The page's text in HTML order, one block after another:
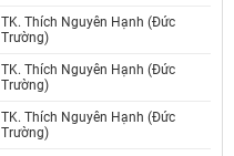
TK. Thích Nguyên Hạnh (Đức
Trường)
TK. Thích Nguyên Hạnh (Đức
Trường)
TK. Thích Nguyên Hạnh (Đức
Trường)